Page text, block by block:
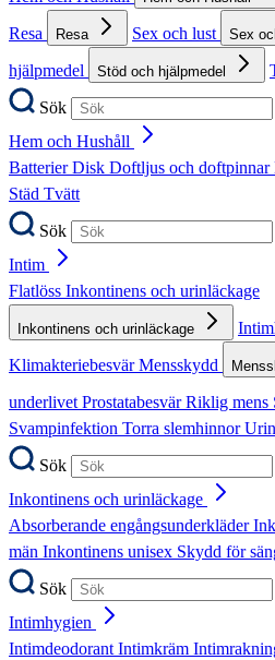
Resa
Resa Sex och lust Sex
hjälpmedel
Stöd och hjälpmedel
Sök
Hem och Hushåll
BatterierDisk Doftljus och doftpinnar
Städ Tvätt
Sök
Intim
Flatlöss Inkontinens och urinläckage
Inkontinens och urinläckage
KlimakteriebesvärMensskydd
underlivetProstatabesvärRiklig mens
Svampinfektion Torra slemhinnor
Sök
Inkontinens och urinläckage
Absorberande engångsunderkläder
män Inkontinens unisex Skydd för
Sök
Intimhygien
IntimdeodorantIntimkräm